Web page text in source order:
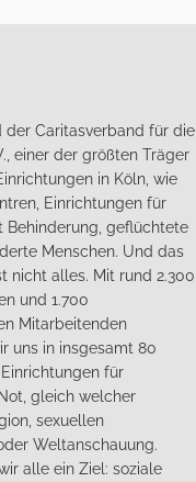
der Caritasverband für die
einer der größten Träger
in Köln, wie
Einrichtungen für
Behinderung, geflüchtete
Menschen. Und das
nicht alles. Mit rund 2.300
und 1.700
Mitarbeitenden
uns in insgesamt 80
für
gleich welcher
sexuellen
Weltanschauung.
alle ein Ziel: soziale